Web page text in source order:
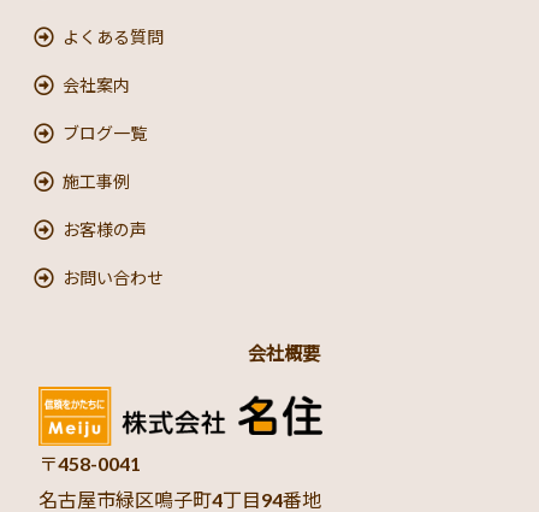
よくある質問
会社案内
ブログ一覧
施工事例
お客様の声
お問い合わせ
会社概要
〒458-0041
名古屋市緑区鳴子町4丁目94番地